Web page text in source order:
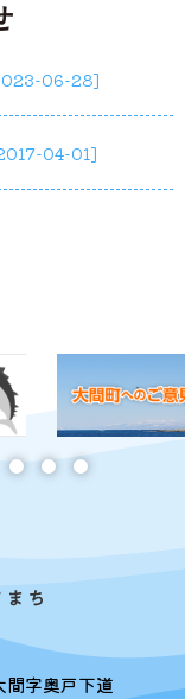
06-28]
04-01]
間字奥戸下道